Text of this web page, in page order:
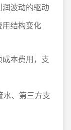
波动的驱动
结构变化
本费用，支
水、第三方支